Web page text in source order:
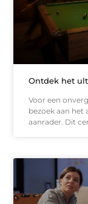
Ontdek het
Voor een
bezoek aan het
aanrader. Dit